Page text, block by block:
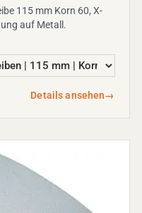
115 mm Korn 60, X-
auf Metall.
Details ansehen→